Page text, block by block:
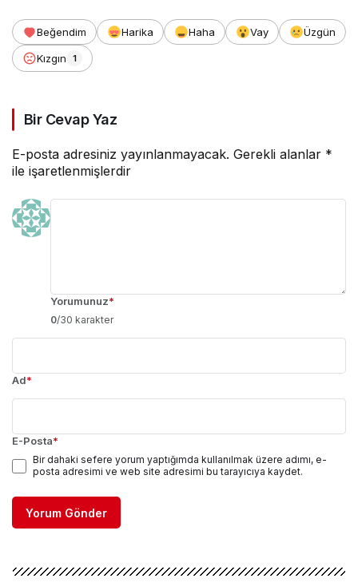
Beğendim Harika Haha Vay Üzgün
Kızgın 1
Bir Cevap Yaz
E-posta adresiniz yayınlanmayacak. Gerekli alanlar *
ile işaretlenmişlerdir
Yorumunuz*
0/30 karakter
Ad*
E-Posta*
Bir dahaki sefere yorum yaptığımda kullanılmak üzere adımı, e-
posta adresimi ve web site adresimi bu tarayıcıya kaydet.
Yorum Gönder